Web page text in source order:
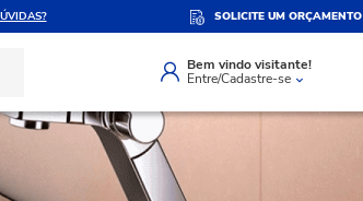
SOLICITE UM ORÇAMENTO
Bem vindo visitante!
Entre/Cadastre-se